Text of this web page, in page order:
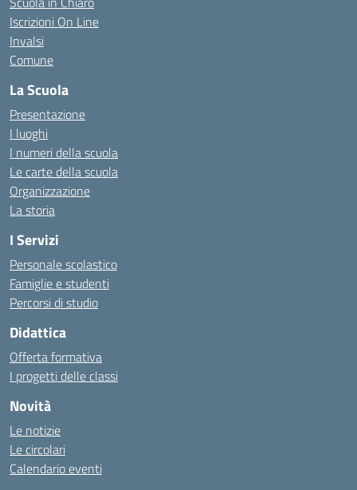
Iscrizioni On Line
Invalsi
Comune
La Scuola
Presentazione
I luoghi
I numeri della scuola
Le carte della scuola
Organizzazione
La storia
I Servizi
Personale scolastico
Famiglie e studenti
Percorsi di studio
Didattica
Offerta formativa
I progetti delle classi
Novità
Le notizie
Le circolari
Calendario eventi